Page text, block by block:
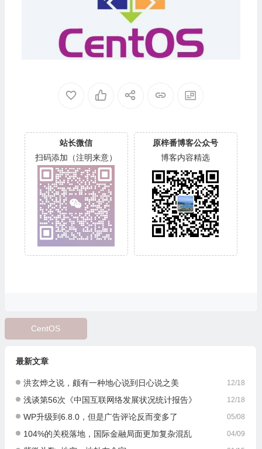
站长微信
扫码添加（注明来意）
原梓番博客公众号
博客内容精选
CentOS
最新文章
12/18
洪玄烨之说，颇有一种地心说到日心说之美
12/18
浅谈第56次《中国互联网络发展状况统计报告》
05/08
WP升级到6.8.0，但是广告评论反而变多了
04/09
104%的关税落地，国际金融局面更加复杂混乱